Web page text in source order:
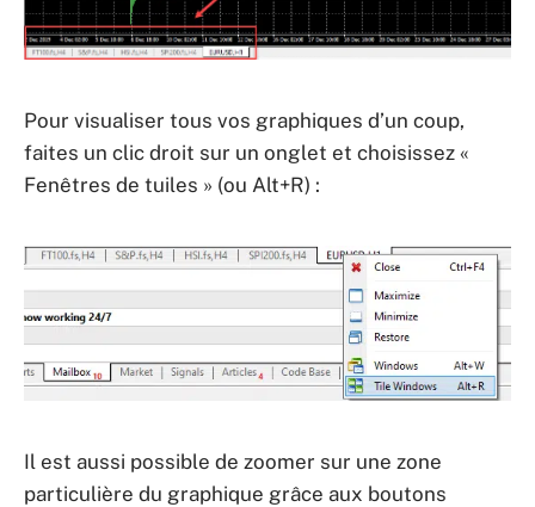
Pour visualiser tous vos graphiques d’un coup,
faites un clic droit sur un onglet et choisissez «
Fenêtres de tuiles » (ou Alt+R) :
Il est aussi possible de zoomer sur une zone
particulière du graphique grâce aux boutons